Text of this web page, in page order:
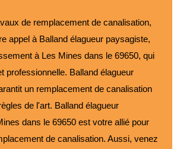
de remplacement de canalisation,
appel à Balland élagueur paysagiste,
à Les Mines dans le 69650, qui
professionnelle. Balland élagueur
un remplacement de canalisation
de l'art. Balland élagueur
dans le 69650 est votre allié pour
de canalisation. Aussi, venez